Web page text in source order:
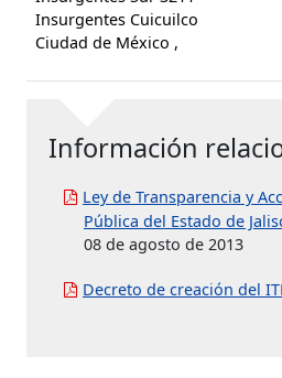
Insurgentes Cuicuilco
Ciudad de México ,
Información
Ley de Transparencia y
Pública del Estado de
08 de agosto de 2013
Decreto de creación del